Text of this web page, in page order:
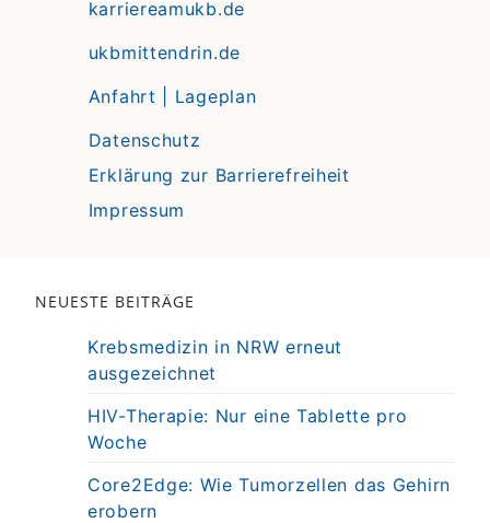
karriereamukb.de
ukbmittendrin.de
Anfahrt | Lageplan
Datenschutz
Erklärung zur Barrierefreiheit
Impressum
NEUESTE BEITRÄGE
Krebsmedizin in NRW erneut
ausgezeichnet
HIV-Therapie: Nur eine Tablette pro
Woche
Core2Edge: Wie Tumorzellen das Gehirn
erobern